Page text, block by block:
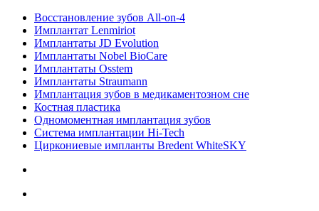
Восстановление зубов All‑on‑4
Имплантат Lenmiriot
Имплантаты JD Evolution
Имплантаты Nobel BioСare
Имплантаты Osstem
Имплантаты Straumann
Имплантация зубов в медикаментозном сне
Костная пластика
Одномоментная имплантация зубов
Система имплантации Hi-Tech
Циркониевые импланты Bredent WhiteSKY